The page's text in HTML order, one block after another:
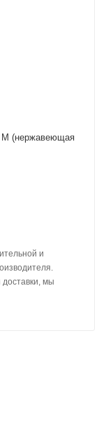
M (нержавеющая
и
мы